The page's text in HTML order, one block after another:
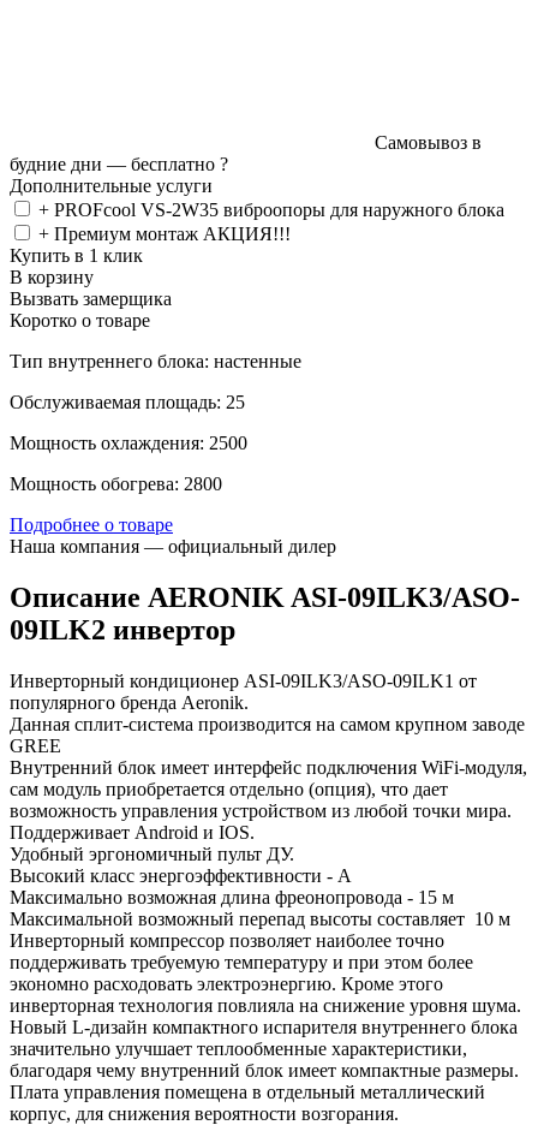
Самовывоз в
будние дни — бесплатно ?
Дополнительные услуги
+ PROFcool VS-2W35 виброопоры для наружного блока
+ Премиум монтаж АКЦИЯ!!!
Купить в 1 клик
В корзину
Вызвать замерщика
Коротко о товаре
Тип внутреннего блока: настенные
Обслуживаемая площадь: 25
Мощность охлаждения: 2500
Мощность обогрева: 2800
Подробнее о товаре
Наша компания — официальный дилер
Описание AERONIK ASI-09ILK3/ASO-
09ILK2 инвертoр
Инверторный кондиционер ASI-09ILK3/ASO-09ILK1 от
популярного бренда Aeronik.
Данная сплит-система производится на самом крупном заводе
GREE
Внутренний блок имеет интерфейс подключения WiFi-модуля,
сам модуль приобретается отдельно (опция), что дает
возможность управления устройством из любой точки мира.
Поддерживает Android и IOS.
Удобный эргономичный пульт ДУ.
Высокий класс энергоэффективности - А
Максимально возможная длина фреонопровода - 15 м
Максимальной возможный перепад высоты составляет 10 м
Инверторный компрессор позволяет наиболее точно
поддерживать требуемую температуру и при этом более
экономно расходовать электроэнергию. Кроме этого
инверторная технология повлияла на снижение уровня шума.
Новый L-дизайн компактного испарителя внутреннего блока
значительно улучшает теплообменные характеристики,
благодаря чему внутренний блок имеет компактные размеры.
Плата управления помещена в отдельный металлический
корпус, для снижения вероятности возгорания.